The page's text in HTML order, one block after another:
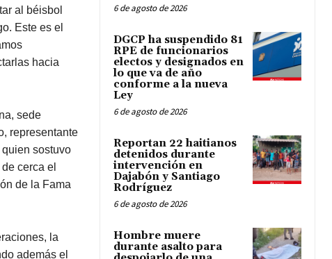
al béisbol
Este es el
hacia
sede
representante
sostuvo
cerca el
de la Fama
la
además el
6 de agosto de 2026
DGCP ha suspendido 81
RPE de funcionarios
electos y designados en
lo que va de año
conforme a la nueva
Ley
6 de agosto de 2026
Reportan 22 haitianos
detenidos durante
intervención en
Dajabón y Santiago
Rodríguez
6 de agosto de 2026
Hombre muere
durante asalto para